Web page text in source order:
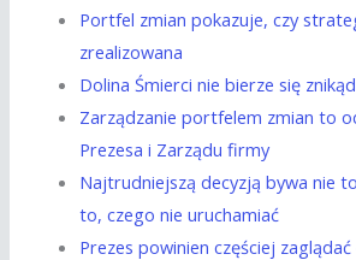
Portfel zmian pokazuje, czy
zrealizowana
Dolina Śmierci nie bierze się znikąd
Zarządzanie portfelem zmian to
Prezesa i Zarządu firmy
Najtrudniejszą decyzją bywa nie
to, czego nie uruchamiać
Prezes powinien częściej